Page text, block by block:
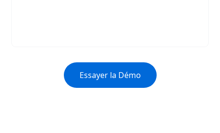
Essayer la Démo